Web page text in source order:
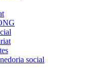
social